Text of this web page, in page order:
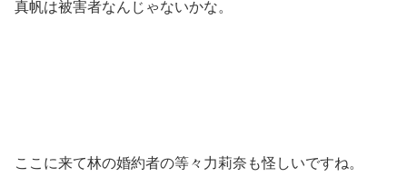
真帆は被害者なんじゃないかな。
ここに来て林の婚約者の等々力莉奈も怪しいですね。